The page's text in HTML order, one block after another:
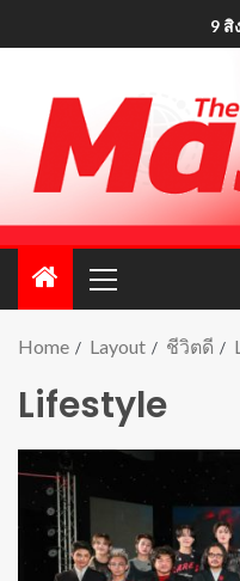
9 สิ
Home Layout ชีวิตดี
Lifestyle